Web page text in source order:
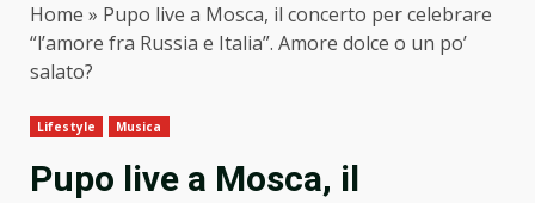
Home » Pupo live a Mosca, il concerto per celebrare
“l’amore fra Russia e Italia”. Amore dolce o un po’
salato?
Lifestyle Musica
Pupo live a Mosca, il